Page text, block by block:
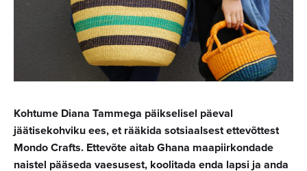
Kohtume Diana Tammega päikselisel päeval
jäätisekohviku ees, et rääkida sotsiaalsest ettevõttest
Mondo Crafts. Ettevõte aitab Ghana maapiirkondade
naistel pääseda vaesusest, koolitada enda lapsi ja anda